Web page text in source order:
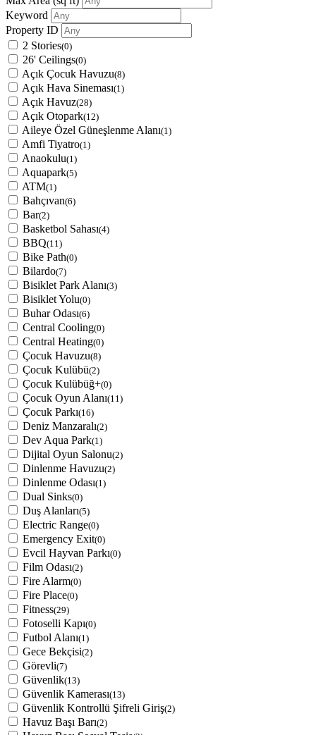
Keyword
Property ID
2 Stories(0)
26' Ceilings(0)
Açık Çocuk Havuzu(8)
Açık Hava Sineması(1)
Açık Havuz(28)
Açık Otopark(12)
Aileye Özel Güneşlenme Alanı(1)
Amfi Tiyatro(1)
Anaokulu(1)
Aquapark(5)
ATM(1)
Bahçıvan(6)
Bar(2)
Basketbol Sahası(4)
BBQ(11)
Bike Path(0)
Bilardo(7)
Bisiklet Park Alanı(3)
Bisiklet Yolu(0)
Buhar Odası(6)
Central Cooling(0)
Central Heating(0)
Çocuk Havuzu(8)
Çocuk Kulübü(2)
Çocuk Kulübüğ+(0)
Çocuk Oyun Alanı(11)
Çocuk Parkı(16)
Deniz Manzaralı(2)
Dev Aqua Park(1)
Dijital Oyun Salonu(2)
Dinlenme Havuzu(2)
Dinlenme Odası(1)
Dual Sinks(0)
Duş Alanları(5)
Electric Range(0)
Emergency Exit(0)
Evcil Hayvan Parkı(0)
Film Odası(2)
Fire Alarm(0)
Fire Place(0)
Fitness(29)
Fotoselli Kapı(0)
Futbol Alanı(1)
Gece Bekçisi(2)
Görevli(7)
Güvenlik(13)
Güvenlik Kamerası(13)
Güvenlik Kontrollü Şifreli Giriş(2)
Havuz Başı Barı(2)